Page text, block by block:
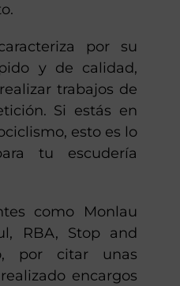
por su
y de calidad,
trabajos de
Si estás en
esto es lo
tu escudería
como Monlau
RBA, Stop and
por citar unas
encargos